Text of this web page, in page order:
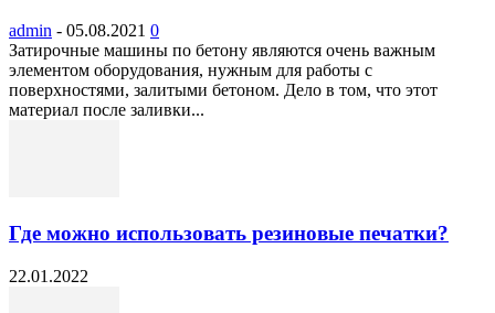
admin - 05.08.2021 0
Затирочные машины по бетону являются очень важным
элементом оборудования, нужным для работы с
поверхностями, залитыми бетоном. Дело в том, что этот
материал после заливки...
Где можно использовать резиновые печатки?
22.01.2022